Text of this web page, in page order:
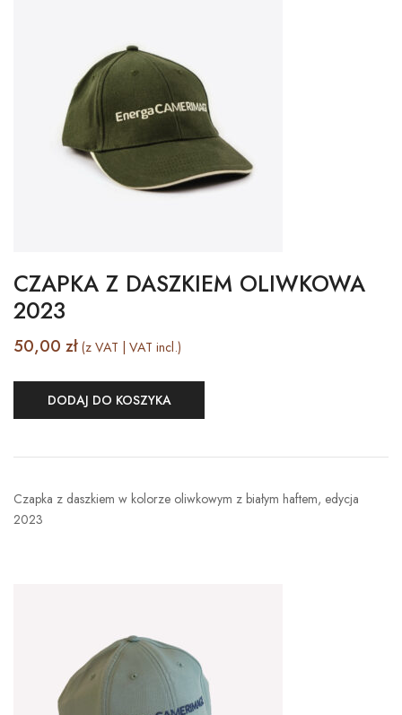
CZAPKA Z DASZKIEM OLIWKOWA
2023
50,00 zł (z VAT | VAT incl.)
DODAJ DO KOSZYKA
Czapka z daszkiem w kolorze oliwkowym z białym haftem, edycja
2023